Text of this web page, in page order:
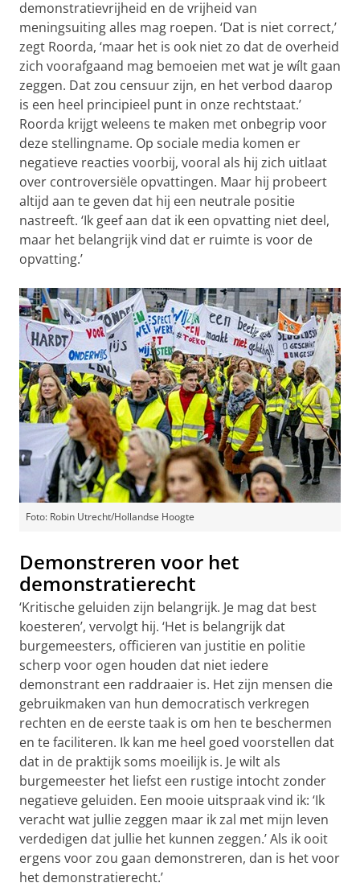
demonstratievrijheid en de vrijheid van
meningsuiting alles mag roepen. ‘Dat is niet correct,’
zegt Roorda, ‘maar het is ook niet zo dat de overheid
zich voorafgaand mag bemoeien met wat je wílt gaan
zeggen. Dat zou censuur zijn, en het verbod daarop
is een heel principieel punt in onze rechtstaat.’
Roorda krijgt weleens te maken met onbegrip voor
deze stellingname. Op sociale media komen er
negatieve reacties voorbij, vooral als hij zich uitlaat
over controversiële opvattingen. Maar hij probeert
altijd aan te geven dat hij een neutrale positie
nastreeft. ‘Ik geef aan dat ik een opvatting niet deel,
maar het belangrijk vind dat er ruimte is voor de
opvatting.’
Foto: Robin Utrecht/Hollandse Hoogte
Demonstreren voor het
demonstratierecht
‘Kritische geluiden zijn belangrijk. Je mag dat best
koesteren’, vervolgt hij. ‘Het is belangrijk dat
burgemeesters, officieren van justitie en politie
scherp voor ogen houden dat niet iedere
demonstrant een raddraaier is. Het zijn mensen die
gebruikmaken van hun democratisch verkregen
rechten en de eerste taak is om hen te beschermen
en te faciliteren. Ik kan me heel goed voorstellen dat
dat in de praktijk soms moeilijk is. Je wilt als
burgemeester het liefst een rustige intocht zonder
negatieve geluiden. Een mooie uitspraak vind ik: ‘Ik
veracht wat jullie zeggen maar ik zal met mijn leven
verdedigen dat jullie het kunnen zeggen.’ Als ik ooit
ergens voor zou gaan demonstreren, dan is het voor
het demonstratierecht.’